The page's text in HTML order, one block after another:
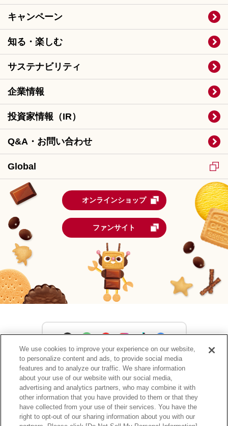
キャンペーン
知る・楽しむ
サステナビリティ
企業情報
投資家情報（IR）
Q&A・お問い合わせ
Global
オンラインショップ
ファンサイト
森永製菓公式アカウント一覧
サイトマップ RSSの配信について
プライバシーポリシー
ウェブアクセシビリティ
ご利用規約 リンク
We use cookies to improve your experience on our website,
to personalize content and ads, to provide social media
features and to analyze our traffic. We share information
about your use of our website with our social media,
advertising and analytics partners, who may combine it with
other information that you have provided to them or that they
have collected from your use of their services. You have the
right to opt-out of our sharing information about you with our